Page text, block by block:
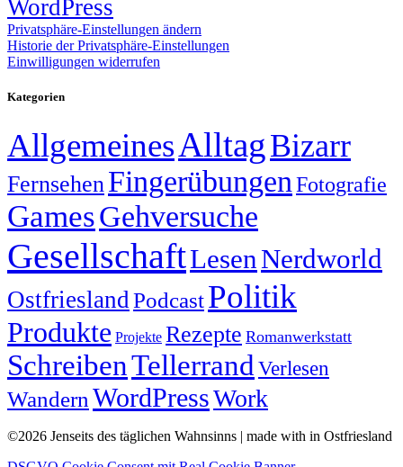
WordPress
Privatsphäre-Einstellungen ändern
Historie der Privatsphäre-Einstellungen
Einwilligungen widerrufen
Kategorien
AllgemeinesAlltagBizarr
FernsehenFingerübungen Fotografie
GamesGehversuche
GesellschaftLesen Nerdworld
Ostfriesland PodcastPolitik
Produkte Projekte Rezepte Romanwerkstatt
SchreibenTellerrand Verlesen
Wandern WordPressWork
©2026 Jenseits des täglichen Wahnsinns | made with in Ostfriesland